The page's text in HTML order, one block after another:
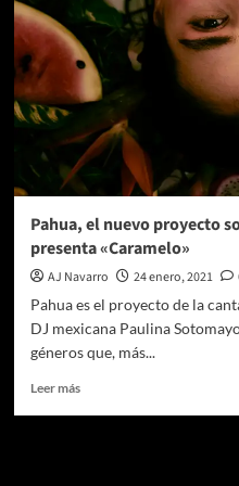
Pahua, el nuevo proyecto
presenta «Caramelo»
AJ Navarro 24 enero, 2021
Pahua es el proyecto de la
DJ mexicana Paulina
géneros que, más...
Leer másLeer